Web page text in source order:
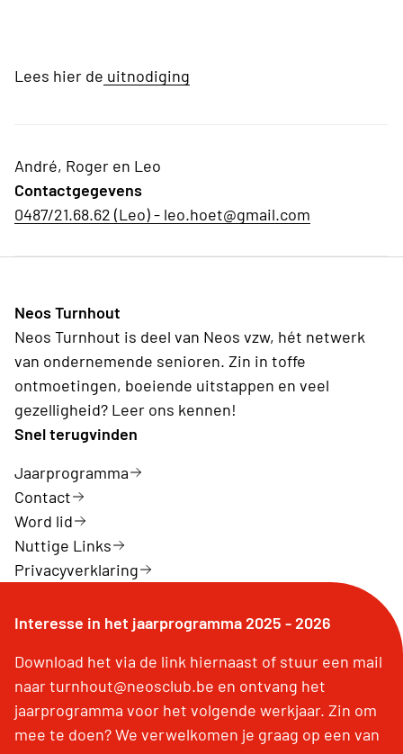
Lees hier de uitnodiging
André, Roger en Leo
Contactgegevens
0487/21.68.62 (Leo) - leo.hoet@gmail.com
Neos Turnhout
Neos Turnhout is deel van Neos vzw, hét netwerk
van ondernemende senioren. Zin in toffe
ontmoetingen, boeiende uitstappen en veel
gezelligheid? Leer ons kennen!
Snel terugvinden
Jaarprogramma
Contact
Word lid
Nuttige Links
Privacyverklaring
Interesse in het jaarprogramma 2025 - 2026
Download het via de link hiernaast of stuur een mail
naar turnhout@neosclub.be en ontvang het
jaarprogramma voor het volgende werkjaar. Zin om
mee te doen? We verwelkomen je graag op een van